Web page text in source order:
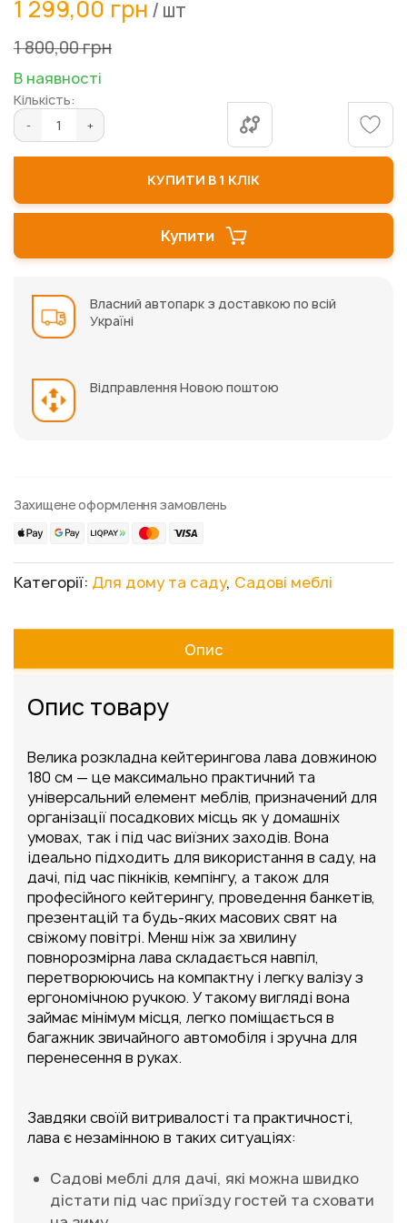
до
галереї
зображень
1 299,00 грн / шт
1 800,00 грн
В наявності
Кількість:
Купити
КУПИТИ В 1 КЛІК
Власний автопарк з доставкою по всій
Україні
Відправлення Новою поштою
Захищене оформлення замовлень
Категорії: Для дому та саду, Садові меблі
Опис
Опис товару
Велика розкладна кейтерингова лава довжиною
180 см — це максимально практичний та
універсальний елемент меблів, призначений для
організації посадкових місць як у домашніх
умовах, так і під час виїзних заходів. Вона
ідеально підходить для використання в саду, на
дачі, під час пікніків, кемпінгу, а також для
професійного кейтерингу, проведення банкетів,
презентацій та будь-яких масових свят на
свіжому повітрі. Менш ніж за хвилину
повнорозмірна лава складається навпіл,
перетворюючись на компактну і легку валізу з
ергономічною ручкою. У такому вигляді вона
займає мінімум місця, легко поміщається в
багажник звичайного автомобіля і зручна для
перенесення в руках.
Завдяки своїй витривалості та практичності,
лава є незамінною в таких ситуаціях:
Садові меблі для дачі, які можна швидко
дістати під час приїзду гостей та сховати